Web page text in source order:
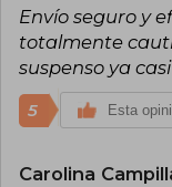
Envío seguro y
totalmente
suspenso ya
5 Esta
Carolina